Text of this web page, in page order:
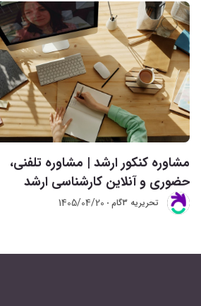
مشاوره کنکور ارشد | مشاوره تلفنی،
حضوری و آنلاین کارشناسی ارشد
تحريريه 3گام 1405/04/20